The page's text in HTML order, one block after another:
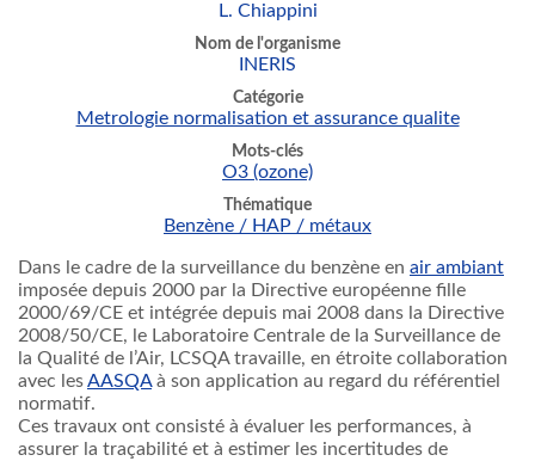
L. Chiappini
Nom de l'organisme
INERIS
Catégorie
Metrologie normalisation et assurance qualite
Mots-clés
O3 (ozone)
Thématique
Benzène / HAP / métaux
Dans le cadre de la surveillance du benzène en air ambiant
imposée depuis 2000 par la Directive européenne fille
2000/69/CE et intégrée depuis mai 2008 dans la Directive
2008/50/CE, le Laboratoire Centrale de la Surveillance de
la Qualité de l’Air, LCSQA travaille, en étroite collaboration
avec lesAASQAà son application au regard du référentiel
normatif.
Ces travaux ont consisté à évaluer les performances, à
assurer la traçabilité et à estimer les incertitudes de